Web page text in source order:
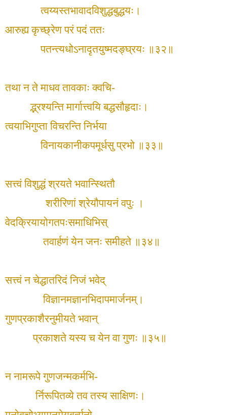
त्वय्यस्तभावादविशुद्धबुद्धयः।
आरुह्य कृच्छ्रेण परं पदं ततः
पतन्त्यधोऽनादृतयुष्मदङ्घ्रयः ॥३२॥
तथा न ते माधव तावकाः क्वचि-
द्भ्रश्यन्ति मार्गात्त्वयि बद्धसौहृदाः।
त्वयाभिगुप्ता विचरन्ति निर्भया
विनायकानीकपमूर्धसु प्रभो ॥३३॥
सत्त्वं विशुद्धं श्रयते भवान्स्थितौ
शरीरिणां श्रेयौपायनं वपुः ।
वेदक्रियायोगतपःसमाधिभिस्
तवार्हणं येन जनः समीहते ॥३४॥
सत्त्वं न चेद्धातरिदं निजं भवेद्
विज्ञानमज्ञानभिदापमार्जनम्।
गुणप्रकाशैरनुमीयते भवान्
प्रकाशते यस्य च येन वा गुणः ॥३५॥
न नामरूपे गुणजन्मकर्मभि-
र्निरूपितव्ये तव तस्य साक्षिणः।